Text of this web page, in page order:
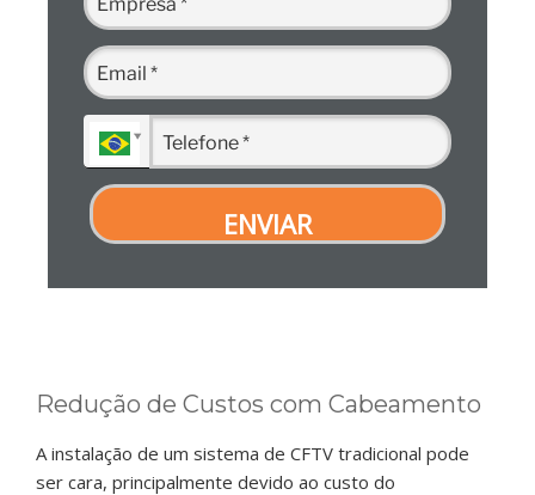
ENVIAR
Redução de Custos com Cabeamento
A instalação de um sistema de CFTV tradicional pode
ser cara, principalmente devido ao custo do